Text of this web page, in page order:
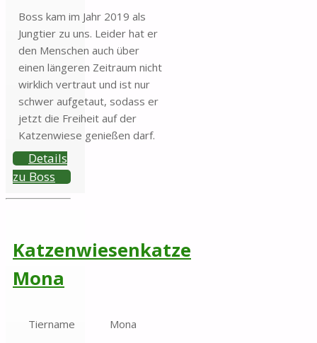
Boss kam im Jahr 2019 als
Jungtier zu uns. Leider hat er
den Menschen auch über
einen längeren Zeitraum nicht
wirklich vertraut und ist nur
schwer aufgetaut, sodass er
jetzt die Freiheit auf der
Katzenwiese genießen darf.
Details
zu Boss
Katzenwiesenkatze
Mona
Tiername Mona